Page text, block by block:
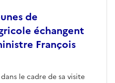
de
échangent
François
le cadre de sa visite